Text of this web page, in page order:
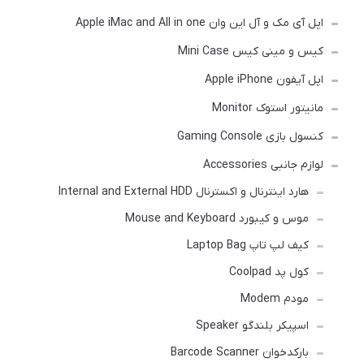
اپل آی مک و آل این وان Apple iMac and All in one
کیس و مینی کیس Mini Case
اپل آیفون Apple iPhone
مانیتور استوک Monitor
کنسول بازی Gaming Console
لوازم جانبی Accessories
هارد اینترنال و اکسترنال Internal and External HDD
موس و کیبورد Mouse and Keyboard
کیف لپ تاپ Laptop Bag
کول پد Coolpad
مودم Modem
اسپیکر بلندگو Speaker
بارکدخوان Barcode Scanner